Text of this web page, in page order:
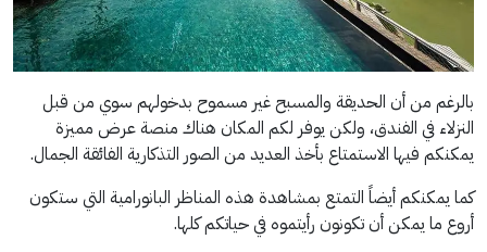
بالرغم من أن الحديقة والمسبح غير مسموح بدخولهم سوي من قبل
النزلاء في الفندق، ولكن يوفر لكم المكان هناك منصة عرض مميزة
يمكنكم فيها الاستمتاع بأخذ العديد من الصور التذكارية الفائقة الجمال.
كما يمكنكم أيضاً التمتع بمشاهدة هذه المناظر البانورامية التي ستكون
أروع ما يمكن أن تكونون رأيتموه في حياتكم كلها.